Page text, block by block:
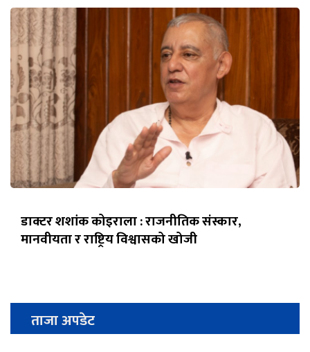
डाक्टर शशांक कोइराला : राजनीतिक संस्कार,
मानवीयता र राष्ट्रिय विश्वासको खोजी
ताजा अपडेट